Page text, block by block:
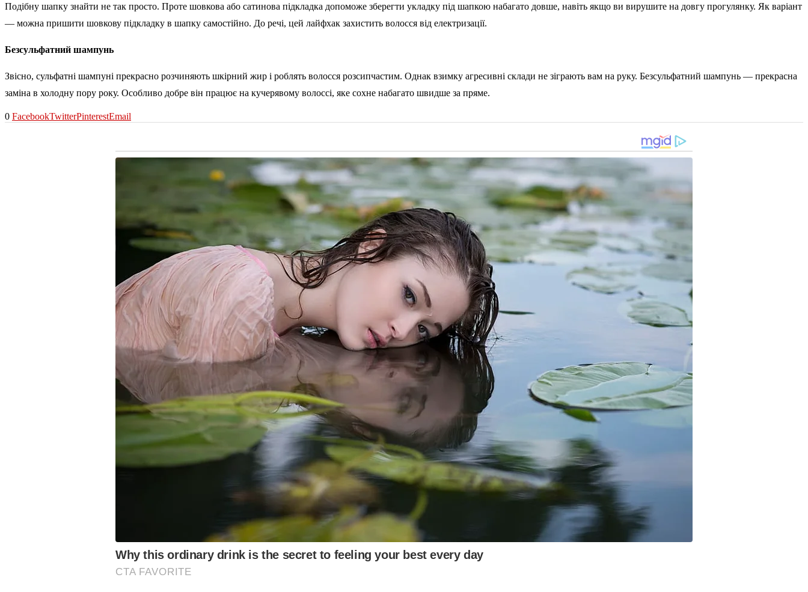
Подібну шапку знайти не так просто. Проте шовкова або сатинова підкладка допоможе зберегти укладку під шапкою набагато довше, навіть якщо ви вирушите на довгу прогулянку. Як варіант
— можна пришити шовкову підкладку в шапку самостійно. До речі, цей лайфхак захистить волосся від електризації.
Безсульфатний шампунь
Звісно, сульфатні шампуні прекрасно розчиняють шкірний жир і роблять волосся розсипчастим. Однак взимку агресивні склади не зіграють вам на руку. Безсульфатний шампунь — прекрасна
заміна в холодну пору року. Особливо добре він працює на кучерявому волоссі, яке сохне набагато швидше за пряме.
0 FacebookTwitterPinterestEmail